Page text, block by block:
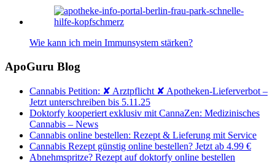
Wie kann ich mein Immunsystem stärken?
ApoGuru Blog
Cannabis Petition: ✘ Arztpflicht ✘ Apotheken-Lieferverbot –
Jetzt unterschreiben bis 5.11.25
Doktorfy kooperiert exklusiv mit CannaZen: Medizinisches
Cannabis – News
Cannabis online bestellen: Rezept & Lieferung mit Service
Cannabis Rezept günstig online bestellen? Jetzt ab 4.99 €
Abnehmspritze? Rezept auf doktorfy online bestellen